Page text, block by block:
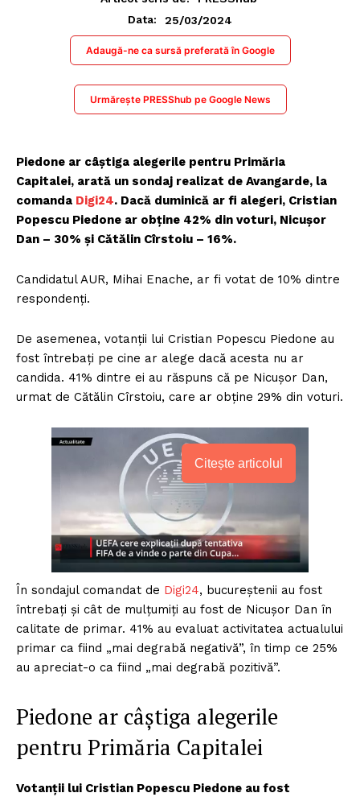
Data:
25/03/2024
Adaugă-ne ca sursă preferată în Google
Urmărește PRESShub pe Google News
Piedone ar câștiga alegerile pentru Primăria
Capitalei, arată un sondaj realizat de Avangarde, la
comanda Digi24. Dacă duminică ar fi alegeri, Cristian
Popescu Piedone ar obține 42% din voturi, Nicușor
Dan – 30% și Cătălin Cîrstoiu – 16%.
Candidatul AUR, Mihai Enache, ar fi votat de 10% dintre
respondenți.
De asemenea, votanții lui Cristian Popescu Piedone au
fost întrebați pe cine ar alege dacă acesta nu ar
candida. 41% dintre ei au răspuns că pe Nicușor Dan,
urmat de Cătălin Cîrstoiu, care ar obține 29% din voturi.
Citește articolul
În sondajul comandat de Digi24, bucureștenii au fost
întrebați și cât de mulțumiți au fost de Nicușor Dan în
calitate de primar. 41% au evaluat activitatea actualului
primar ca fiind „mai degrabă negativă”, în timp ce 25%
au apreciat-o ca fiind „mai degrabă pozitivă”.
Piedone ar câștiga alegerile
pentru Primăria Capitalei
Votanții lui Cristian Popescu Piedone au fost